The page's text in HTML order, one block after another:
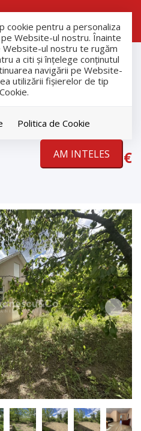
cookie pentru a personaliza
Website-ul nostru. Înainte
Website-ul nostru te rugăm
a citi și înțelege conținutul
navigării pe Website-
utilizării fişierelor de tip
Politica de Cookie
AM INTELES
39.900€